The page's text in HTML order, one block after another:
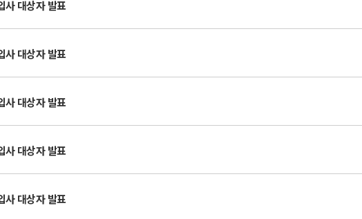
대상자 발표
대상자 발표
대상자 발표
대상자 발표
대상자 발표